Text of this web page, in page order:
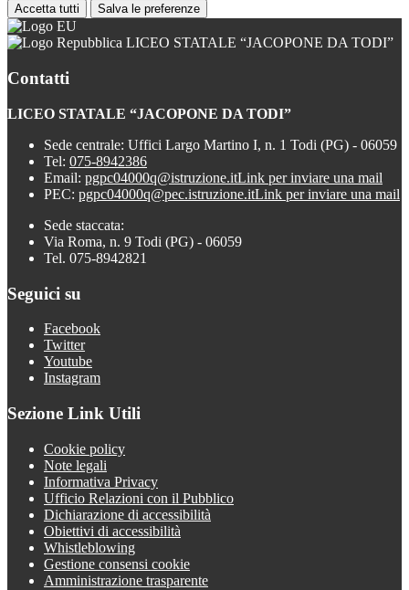
Accetta tutti Salva le preferenze
LICEO STATALE “JACOPONE DA TODI”
Contatti
LICEO STATALE “JACOPONE DA TODI”
Sede centrale: Uffici Largo Martino I, n. 1 Todi (PG) - 06059
Tel: 075-8942386
Email: pgpc04000q@istruzione.itLink per inviare una mail
PEC: pgpc04000q@pec.istruzione.itLink per inviare una mail
Sede staccata:
Via Roma, n. 9 Todi (PG) - 06059
Tel. 075-8942821
Seguici su
Facebook
Twitter
Youtube
Instagram
Sezione Link Utili
Cookie policy
Note legali
Informativa Privacy
Ufficio Relazioni con il Pubblico
Dichiarazione di accessibilità
Obiettivi di accessibilità
Whistleblowing
Gestione consensi cookie
Amministrazione trasparente